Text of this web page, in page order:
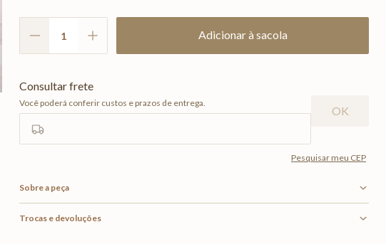
Adicionar à sacola
Sobre a peça
Trocas e devoluções